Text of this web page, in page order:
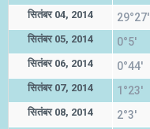
सितंबर 04, 2014 29°27'
सितंबर 05, 2014 0°5'
सितंबर 06, 2014 0°44'
सितंबर 07, 2014 1°23'
सितंबर 08, 2014 2°3'